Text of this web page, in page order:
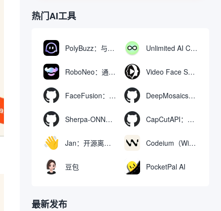
热门AI工具
PolyBuzz：与AI角色互动的免费聊天与角色扮演平台 Unlimited AI Chat：免费无限制的AI聊天工具
RoboNeo：通过聊天生成和编辑视频与图像的AI工具 Video Face Swap
FaceFusion：视频换脸增强工具|语音同步视频嘴型动作 DeepMosaics：自动去除图像和视频中的马赛克，或向其添加马赛克
Sherpa-ONNX：使用ONNXRuntime实现离线语音识别和合成 CapCutAPI：自动化控制CapCut视频剪辑的开源工具
Jan：开源离线AI助手，ChatGPT 替代品，运行本地AI模型或连接云端AI Codeium（Windsurf Editor）：免费的AI代码补全与聊天工具，Windsurf以对话方式编写完整项目代码
豆包 PocketPal AI
最新发布